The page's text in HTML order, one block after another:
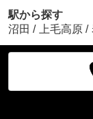
駅から探す
沼田 / 上毛高原 /